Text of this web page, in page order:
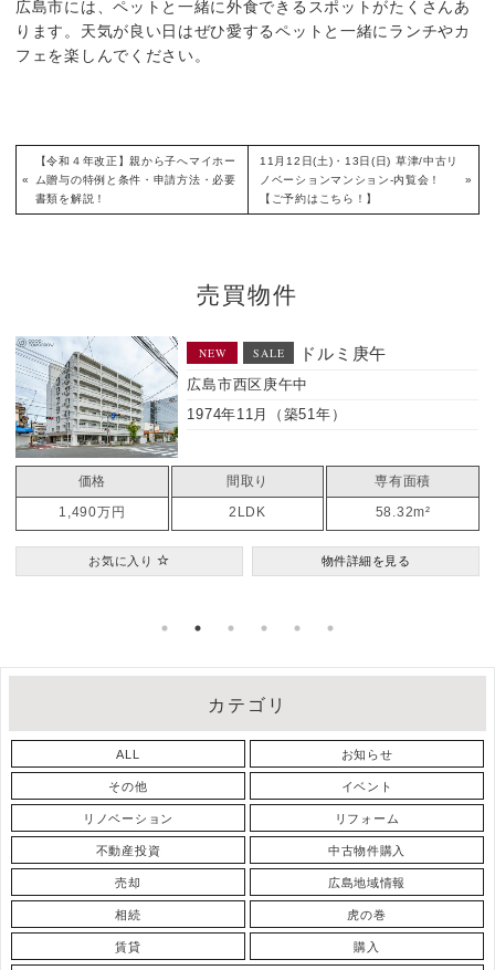
広島市には、ペットと一緒に外食できるスポットがたくさんあ
ります。天気が良い日はぜひ愛するペットと一緒にランチやカ
フェを楽しんでください。
«
【令和４年改正】親から子へマイホー
ム贈与の特例と条件・申請方法・必要
書類を解説！
11月12日(土)・13日(日) 草津/中古リ
ノベーションマンション-内覧会！
【ご予約はこちら！】
»
売買物件
NEW SALE
西区南観音１丁目（新
築）
広島市西区南観音
価格
4,280万円
間取り
3LDKS
建物面積（m2）
100.31m²
お気に入り 物件詳細を見る
カテゴリ
ALL お知らせ
その他 イベント
リノベーション リフォーム
不動産投資 中古物件購入
売却 広島地域情報
相続 虎の巻
賃貸 購入